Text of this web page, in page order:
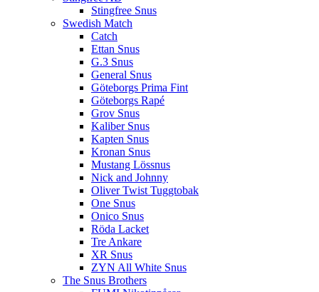
Stingfree Snus
Swedish Match
Catch
Ettan Snus
G.3 Snus
General Snus
Göteborgs Prima Fint
Göteborgs Rapé
Grov Snus
Kaliber Snus
Kapten Snus
Kronan Snus
Mustang Lössnus
Nick and Johnny
Oliver Twist Tuggtobak
One Snus
Onico Snus
Röda Lacket
Tre Ankare
XR Snus
ZYN All White Snus
The Snus Brothers